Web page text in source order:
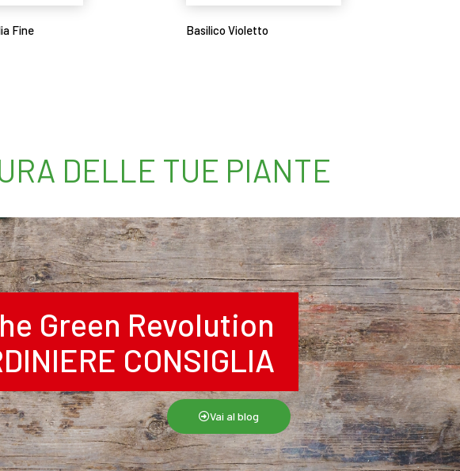
Fine Basilico Violetto
DELLE TUE PIANTE
Green Revolution
CONSIGLIA
Vai al blog